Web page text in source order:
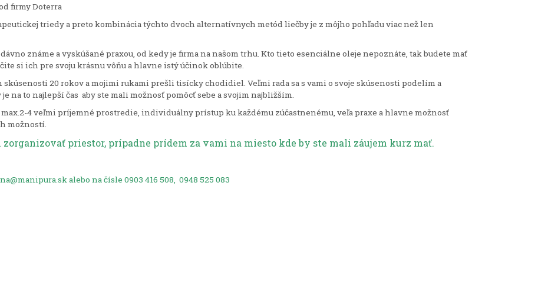
firmy Doterra
triedy a preto kombinácia týchto dvoch alternatívnych metód liečby je z môjho pohľadu viac než len
známe a vyskúšané praxou, od kedy je firma na našom trhu. Kto tieto esenciálne oleje nepoznáte, tak budete mať
si ich pre svoju krásnu vôňu a hlavne istý účinok oblúbite.
skúsenosti 20 rokov a mojimi rukami prešli tisícky chodidiel. Veľmi rada sa s vami o svoje skúsenosti podelím a
na to najlepší čas aby ste mali možnosť pomôcť sebe a svojim najbližším.
4 veľmi príjemné prostredie, individuálny prístup ku každému zúčastnenému, veľa praxe a hlavne možnosť
možností.
priestor, prípadne prídem za vami na miesto kde by ste mali záujem kurz mať.
alebo na čísle 0903 416 508, 0948 525 083